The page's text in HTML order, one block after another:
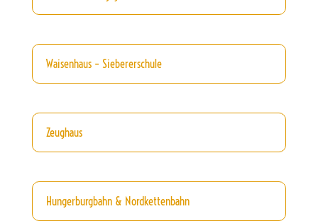
Waisenhaus – Siebererschule
Zeughaus
Hungerburgbahn & Nordkettenbahn